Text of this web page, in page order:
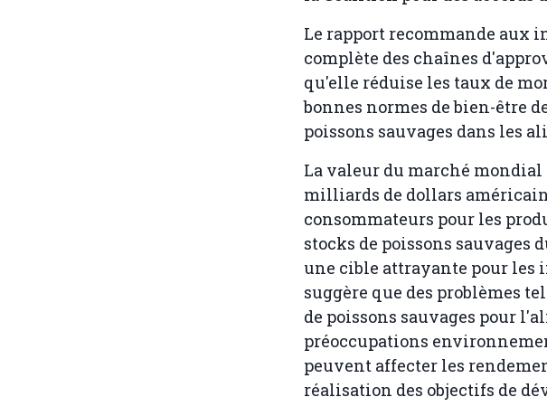
Le rapport recommande aux
complète des chaînes
qu'elle réduise les taux de
bonnes normes de bien-être
poissons sauvages dans les
La valeur du marché
milliards de dollars
consommateurs pour les
stocks de poissons sauvages
une cible attrayante pour les
suggère que des problèmes
de poissons sauvages pour
préoccupations
peuvent affecter les
réalisation des objectifs de